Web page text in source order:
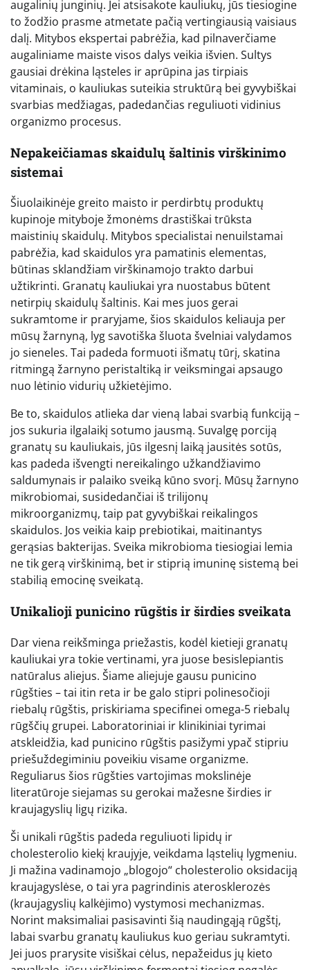
augalinių junginių. Jei atsisakote kauliukų, jūs tiesiogine
to žodžio prasme atmetate pačią vertingiausią vaisiaus
dalį. Mitybos ekspertai pabrėžia, kad pilnaverčiame
augaliniame maiste visos dalys veikia išvien. Sultys
gausiai drėkina ląsteles ir aprūpina jas tirpiais
vitaminais, o kauliukas suteikia struktūrą bei gyvybiškai
svarbias medžiagas, padedančias reguliuoti vidinius
organizmo procesus.
Nepakeičiamas skaidulų šaltinis virškinimo
sistemai
Šiuolaikinėje greito maisto ir perdirbtų produktų
kupinoje mityboje žmonėms drastiškai trūksta
maistinių skaidulų. Mitybos specialistai nenuilstamai
pabrėžia, kad skaidulos yra pamatinis elementas,
būtinas sklandžiam virškinamojo trakto darbui
užtikrinti. Granatų kauliukai yra nuostabus būtent
netirpių skaidulų šaltinis. Kai mes juos gerai
sukramtome ir praryjame, šios skaidulos keliauja per
mūsų žarnyną, lyg savotiška šluota švelniai valydamos
jo sieneles. Tai padeda formuoti išmatų tūrį, skatina
ritmingą žarnyno peristaltiką ir veiksmingai apsaugo
nuo lėtinio vidurių užkietėjimo.
Be to, skaidulos atlieka dar vieną labai svarbią funkciją –
jos sukuria ilgalaikį sotumo jausmą. Suvalgę porciją
granatų su kauliukais, jūs ilgesnį laiką jausitės sotūs,
kas padeda išvengti nereikalingo užkandžiavimo
saldumynais ir palaiko sveiką kūno svorį. Mūsų žarnyno
mikrobiomai, susidedančiai iš trilijonų
mikroorganizmų, taip pat gyvybiškai reikalingos
skaidulos. Jos veikia kaip prebiotikai, maitinantys
gerąsias bakterijas. Sveika mikrobioma tiesiogiai lemia
ne tik gerą virškinimą, bet ir stiprią imuninę sistemą bei
stabilią emocinę sveikatą.
Unikalioji punicino rūgštis ir širdies sveikata
Dar viena reikšminga priežastis, kodėl kietieji granatų
kauliukai yra tokie vertinami, yra juose besislepiantis
natūralus aliejus. Šiame aliejuje gausu punicino
rūgšties – tai itin reta ir be galo stipri polinesočioji
riebalų rūgštis, priskiriama specifinei omega-5 riebalų
rūgščių grupei. Laboratoriniai ir klinikiniai tyrimai
atskleidžia, kad punicino rūgštis pasižymi ypač stipriu
priešuždegiminiu poveikiu visame organizme.
Reguliarus šios rūgšties vartojimas mokslinėje
literatūroje siejamas su gerokai mažesne širdies ir
kraujagyslių ligų rizika.
Ši unikali rūgštis padeda reguliuoti lipidų ir
cholesterolio kiekį kraujyje, veikdama ląstelių lygmeniu.
Ji mažina vadinamojo „blogojo“ cholesterolio oksidaciją
kraujagyslėse, o tai yra pagrindinis aterosklerozės
(kraujagyslių kalkėjimo) vystymosi mechanizmas.
Norint maksimaliai pasisavinti šią naudingąją rūgštį,
labai svarbu granatų kauliukus kuo geriau sukramtyti.
Jei juos prarysite visiškai cėlus, nepažeidus jų kieto